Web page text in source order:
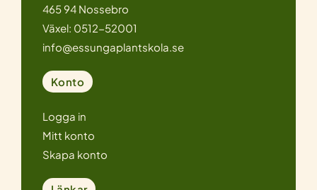
465 94 Nossebro
Växel: 0512-52001
info@essungaplantskola.se
Konto
Logga in
Mitt konto
Skapa konto